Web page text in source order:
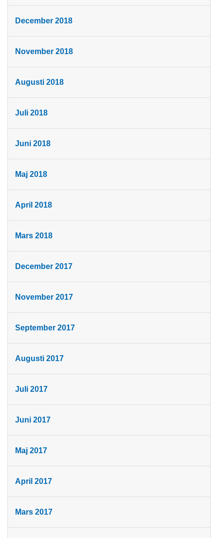
December 2018
November 2018
Augusti 2018
Juli 2018
Juni 2018
Maj 2018
April 2018
Mars 2018
December 2017
November 2017
September 2017
Augusti 2017
Juli 2017
Juni 2017
Maj 2017
April 2017
Mars 2017